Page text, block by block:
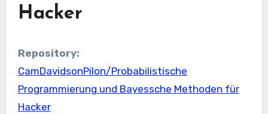
Hacker
Repository:
CamDavidsonPilon/Probabilistische
Programmierung und Bayessche Methoden für
Hacker